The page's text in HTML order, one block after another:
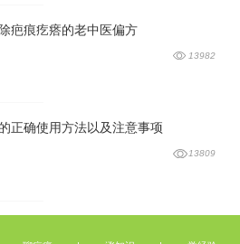
疤痕疙瘩的老中医偏方
13982
正确使用方法以及注意事项
13809